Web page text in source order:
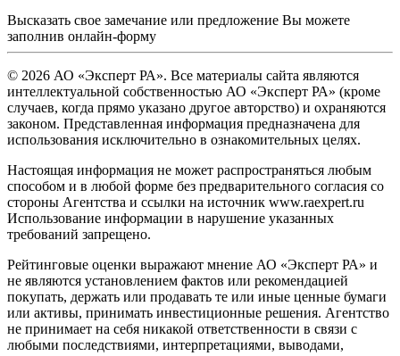
Высказать свое замечание или предложение Вы можете
заполнив онлайн-форму
© 2026 АО «Эксперт РА». Все материалы сайта являются
интеллектуальной собственностью АО «Эксперт РА» (кроме
случаев, когда прямо указано другое авторство) и охраняются
законом. Представленная информация предназначена для
использования исключительно в ознакомительных целях.
Настоящая информация не может распространяться любым
способом и в любой форме без предварительного согласия со
стороны Агентства и ссылки на источник www.raexpert.ru
Использование информации в нарушение указанных
требований запрещено.
Рейтинговые оценки выражают мнение АО «Эксперт РА» и
не являются установлением фактов или рекомендацией
покупать, держать или продавать те или иные ценные бумаги
или активы, принимать инвестиционные решения. Агентство
не принимает на себя никакой ответственности в связи с
любыми последствиями, интерпретациями, выводами,